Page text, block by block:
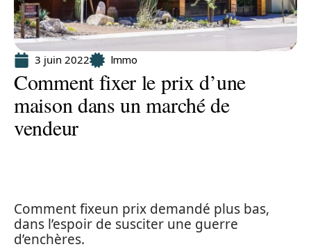
3 juin 2022 Immo
Comment fixer le prix d’une
maison dans un marché de
vendeur
Comment fixeun prix demandé plus bas,
dans l’espoir de susciter une guerre
d’enchères.